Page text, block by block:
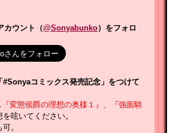
カウント（@Sonyabunko）をフォロ
#Sonyaコミックス発売記念」をつけて
『変態侯爵の理想の奥様１』、『強面騎
を呟いてください。
。